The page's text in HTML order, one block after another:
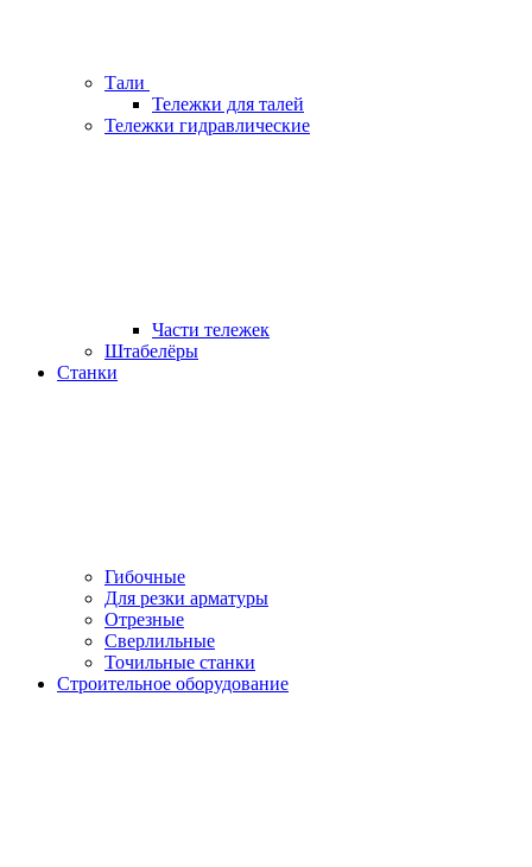
Тали
Тележки для талей
Тележки гидравлические
Части тележек
Штабелёры
Станки
Гибочные
Для резки арматуры
Отрезные
Сверлильные
Точильные станки
Строительное оборудование